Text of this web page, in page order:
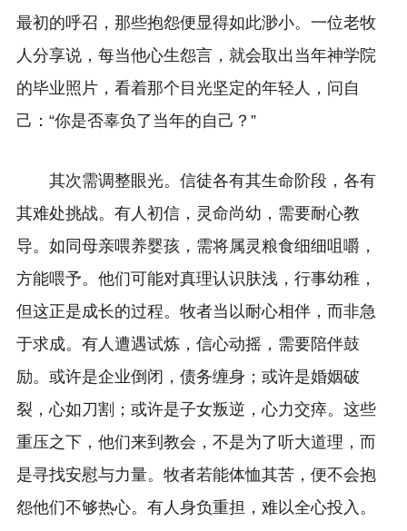
最初的呼召，那些抱怨便显得如此渺小。一位老牧
人分享说，每当他心生怨言，就会取出当年神学院
的毕业照片，看着那个目光坚定的年轻人，问自
己：“你是否辜负了当年的自己？”
其次需调整眼光。信徒各有其生命阶段，各有
其难处挑战。有人初信，灵命尚幼，需要耐心教
导。如同母亲喂养婴孩，需将属灵粮食细细咀嚼，
方能喂予。他们可能对真理认识肤浅，行事幼稚，
但这正是成长的过程。牧者当以耐心相伴，而非急
于求成。有人遭遇试炼，信心动摇，需要陪伴鼓
励。或许是企业倒闭，债务缠身；或许是婚姻破
裂，心如刀割；或许是子女叛逆，心力交瘁。这些
重压之下，他们来到教会，不是为了听大道理，而
是寻找安慰与力量。牧者若能体恤其苦，便不会抱
怨他们不够热心。有人身负重担，难以全心投入。